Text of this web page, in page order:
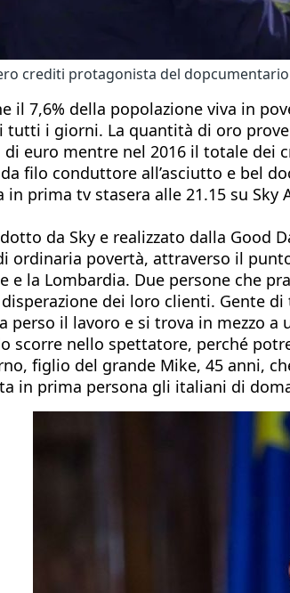
crediti protagonista del
il 7,6% della popolazione viva in
tutti i giorni. La quantità di oro
euro mentre nel 2016 il totale
filo conduttore all’asciutto e bel
prima tv stasera alle 21.15 su Sky
da Sky e realizzato dalla Good
ordinaria povertà, attraverso il
e la Lombardia. Due persone che
dei loro clienti. Gente
perso il lavoro e si trova in mezzo
scorre nello spettatore, perché
figlio del grande Mike, 45 anni,
in prima persona gli italiani di